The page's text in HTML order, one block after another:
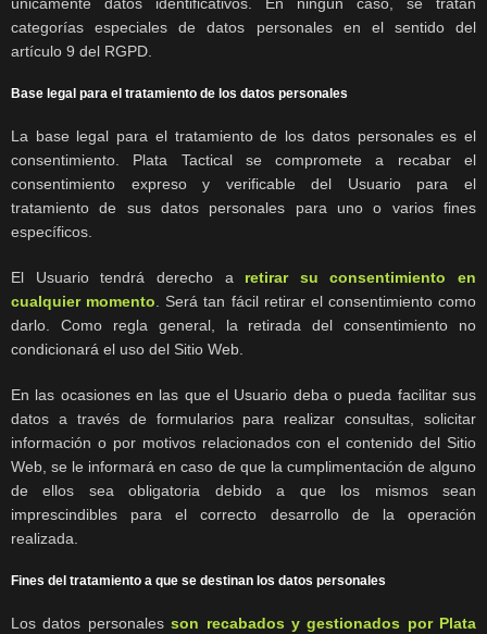
categorías especiales de datos personales en el sentido del
artículo 9 del RGPD.
Base legal para el tratamiento de los datos personales
La base legal para el tratamiento de los datos personales es el
consentimiento. Plata Tactical se compromete a recabar el
consentimiento expreso y verificable del Usuario para el
tratamiento de sus datos personales para uno o varios fines
específicos.
El Usuario tendrá derecho a retirar su consentimiento en
cualquier momento . Será tan fácil retirar el consentimiento como
darlo. Como regla general, la retirada del consentimiento no
condicionará el uso del Sitio Web.
En las ocasiones en las que el Usuario deba o pueda facilitar sus
datos a través de formularios para realizar consultas, solicitar
información o por motivos relacionados con el contenido del Sitio
Web, se le informará en caso de que la cumplimentación de alguno
de ellos sea obligatoria debido a que los mismos sean
imprescindibles para el correcto desarrollo de la operación
realizada.
Fines del tratamiento a que se destinan los datos personales
Los datos personalesson recabados y gestionados por Plata